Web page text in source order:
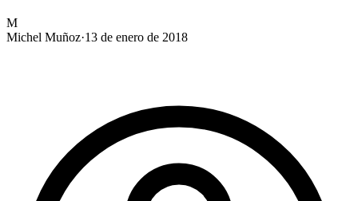
M
Michel Muñoz·13 de enero de 2018